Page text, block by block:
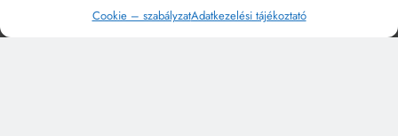
Cookie – szabályzatAdatkezelési tájékoztató